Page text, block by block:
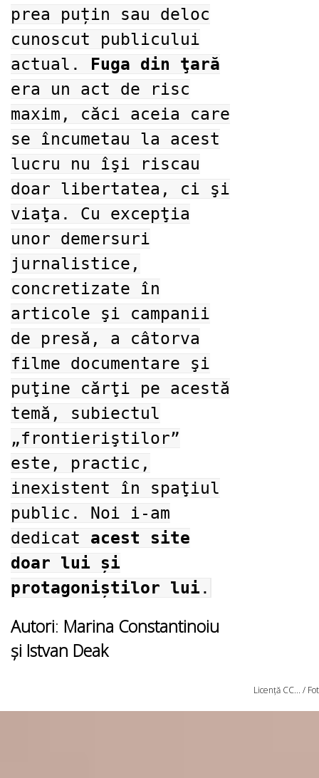
prea puțin sau deloc
cunoscut publicului
actual.
Fuga din ţară
era un act de risc
maxim, căci aceia care
se încumetau la acest
lucru nu îşi riscau
doar libertatea, ci şi
viaţa. Cu excepţia
unor demersuri
jurnalistice,
concretizate în
articole şi campanii
de presă, a câtorva
filme documentare şi
puţine cărţi pe acestă
temă, subiectul
„frontieriştilor”
este, practic,
inexistent în spaţiul
public. Noi i-am
dedicat acest site
doar lui și
protagoniștilor lui .
Autori: Marina Constantinoiu
și Istvan Deak
Licență CC... /